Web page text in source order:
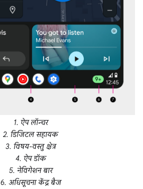
1. ऐप लॉन्चर
2. डिजिटल सहायक
3. विषय-वस्तु क्षेत्र
4. ऐप डॉक
5. नेविगेशन बार
6. अधिसूचना केंद्र बैज